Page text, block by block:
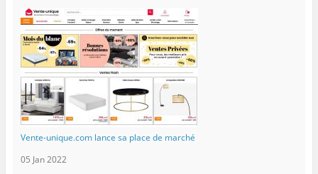
Vente-unique.com lance sa place de marché
05 Jan 2022